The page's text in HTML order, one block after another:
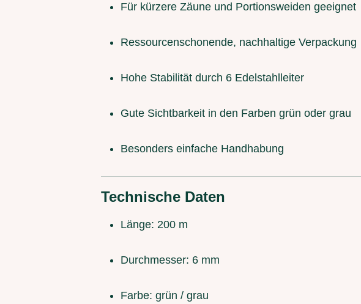
Für kürzere Zäune und Portionsweiden geeignet
Ressourcenschonende, nachhaltige Verpackung
Hohe Stabilität durch 6 Edelstahlleiter
Gute Sichtbarkeit in den Farben grün oder grau
Besonders einfache Handhabung
Technische Daten
Länge: 200 m
Durchmesser: 6 mm
Farbe: grün / grau